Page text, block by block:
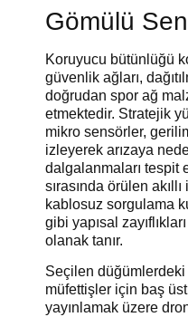
Gömülü
Koruyucu bütünlüğü
güvenlik ağları,
doğrudan spor ağ
etmektedir. Stratejik
mikro sensörler,
izleyerek arızaya
dalgalanmaları tespit
sırasında örülen
kablosuz sorgulama
gibi yapısal
olanak tanır.
Seçilen
müfettişler için baş
yayınlamak üzere